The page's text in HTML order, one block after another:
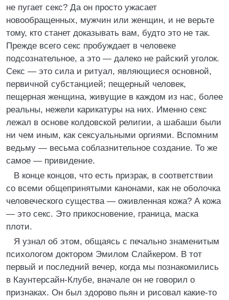
не пугает секс? Да он просто ужасает
новообращенных, мужчин или женщин, и не верьте
тому, кто станет доказывать вам, будто это не так.
Прежде всего секс пробуждает в человеке
подсознательное, а это — далеко не райский уголок.
Секс — это сила и ритуал, являющиеся основной,
первичной субстанцией; пещерный человек,
пещерная женщина, живущие в каждом из нас, более
реальны, нежели карикатуры на них. Именно секс
лежал в основе колдовской религии, а шабаши были
ни чем иным, как сексуальными оргиями. Вспомним
ведьму — весьма соблазнительное создание. То же
самое — привидение.
В конце концов, что есть призрак, в соответствии
со всеми общепринятыми канонами, как не оболочка
человеческого существа — оживленная кожа? А кожа
— это секс. Это прикосновение, граница, маска
плоти.
Я узнал об этом, общаясь с печально знаменитым
психологом доктором Эмилом Слайкером. В тот
первый и последний вечер, когда мы познакомились
в Каунтерсайн-Клубе, вначале он не говорил о
признаках. Он был здорово пьян и рисовал какие-то